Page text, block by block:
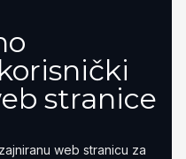
stranice
web stranicu za